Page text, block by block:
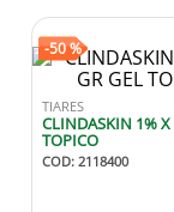
-50 %
TIARES
CLINDASKIN 1% X
TOPICO
COD: 2118400
3.
tensiometro
vitamina c
5.
linezolid
6.
vitamina